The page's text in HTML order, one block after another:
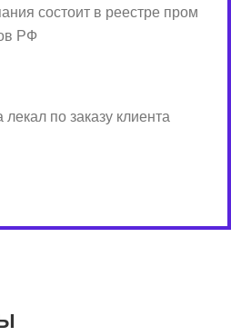
состоит в реестре пром
РФ
лекал по заказу клиента